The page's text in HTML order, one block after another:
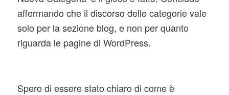
affermando che il discorso delle categorie vale
solo per la sezione blog, e non per quanto
riguarda le pagine di WordPress.
Spero di essere stato chiaro di come è